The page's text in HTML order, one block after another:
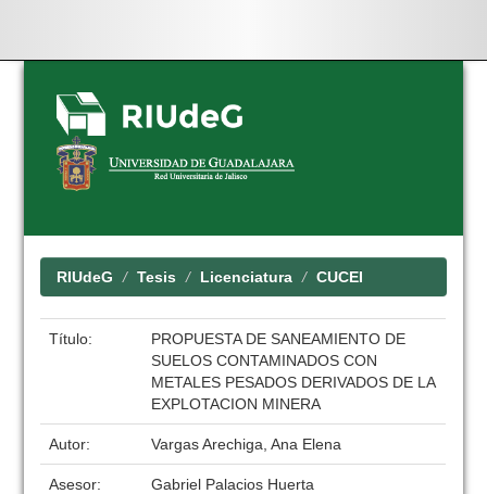
Skip
navigation
RIUdeG Tesis Licenciatura CUCEI
Título:
PROPUESTA DE SANEAMIENTO DE
SUELOS CONTAMINADOS CON
METALES PESADOS DERIVADOS DE LA
EXPLOTACION MINERA
Autor: Vargas Arechiga, Ana Elena
Asesor: Gabriel Palacios Huerta